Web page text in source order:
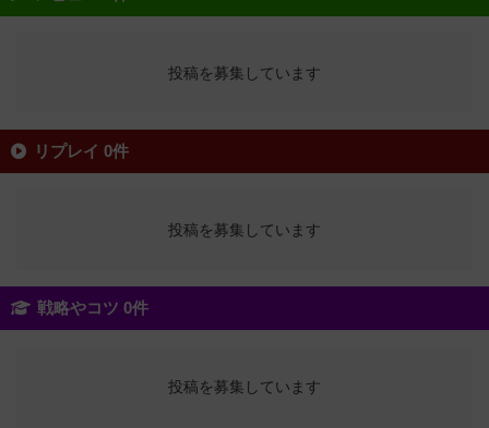
投稿を募集しています
リプレイ 0件
投稿を募集しています
戦略やコツ 0件
投稿を募集しています